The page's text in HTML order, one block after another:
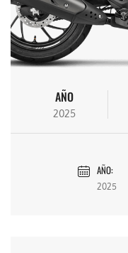
AÑO
2025
AÑO:
2025